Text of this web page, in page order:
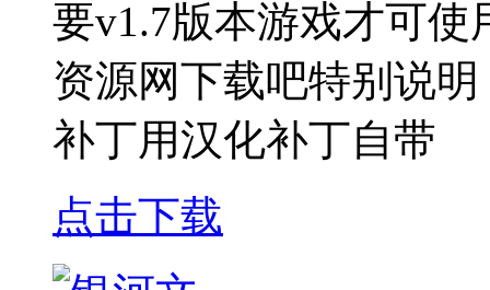
要v1.7版本游戏才可
资源网下载吧特别说
补丁用汉化补丁自带
点击下载